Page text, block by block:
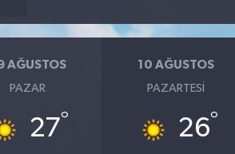
AĞUSTOS
PAZAR
27°
10 AĞUSTOS
PAZARTESI
26°